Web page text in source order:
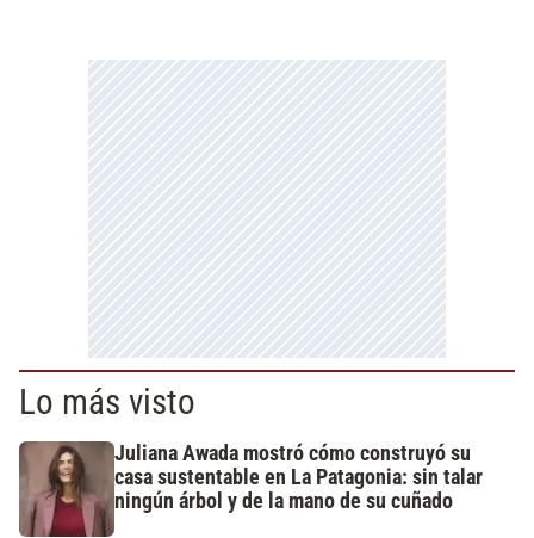
Lo más visto
Juliana Awada mostró cómo construyó su
casa sustentable en La Patagonia: sin talar
ningún árbol y de la mano de su cuñado